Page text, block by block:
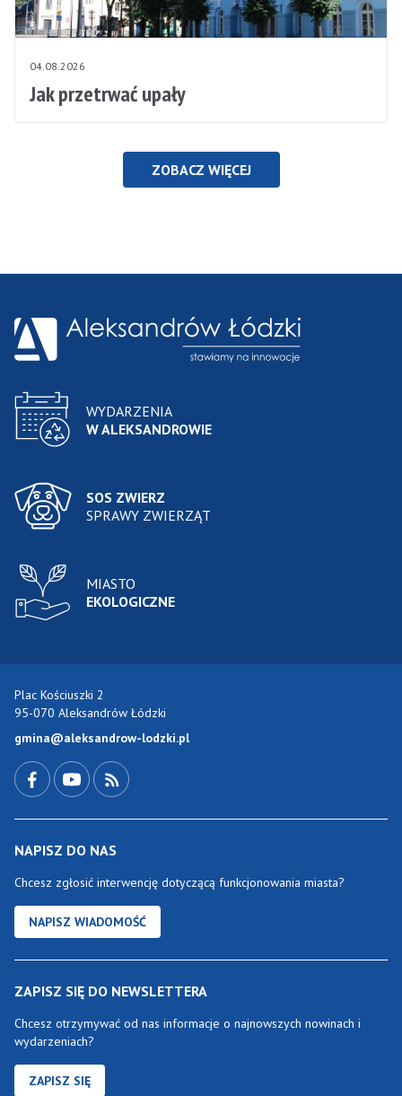
04.08.2026
Jak przetrwać upały
ZOBACZ WIĘCEJ
WYDARZENIA
W ALEKSANDROWIE
SOS ZWIERZ
SPRAWY ZWIERZĄT
MIASTO
EKOLOGICZNE
Plac Kościuszki 2
95-070 Aleksandrów Łódzki
gmina@aleksandrow-lodzki.pl
NAPISZ DO NAS
Chcesz zgłosić interwencję dotyczącą funkcjonowania miasta?
NAPISZ WIADOMOŚĆ
ZAPISZ SIĘ DO NEWSLETTERA
Chcesz otrzymywać od nas informacje o najnowszych nowinach i
wydarzeniach?
ZAPISZ SIĘ